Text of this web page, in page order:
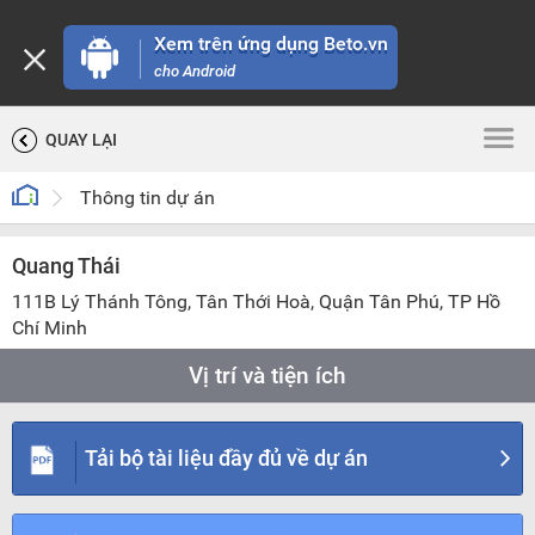
Xem trên ứng dụng Beto.vn
cho Android
QUAY LẠI
Thông tin dự án
Quang Thái
111B Lý Thánh Tông, Tân Thới Hoà, Quận Tân Phú, TP Hồ
Chí Minh
Vị trí và tiện ích
TIỆN ÍCH
CHỌN BÁN KÍNH
500 m
1 km
2 km
5 km 10 km
Tải bộ tài liệu đầy đủ về dự án